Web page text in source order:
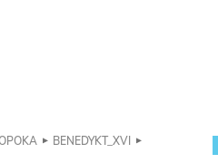
BENEDYKT_XVI